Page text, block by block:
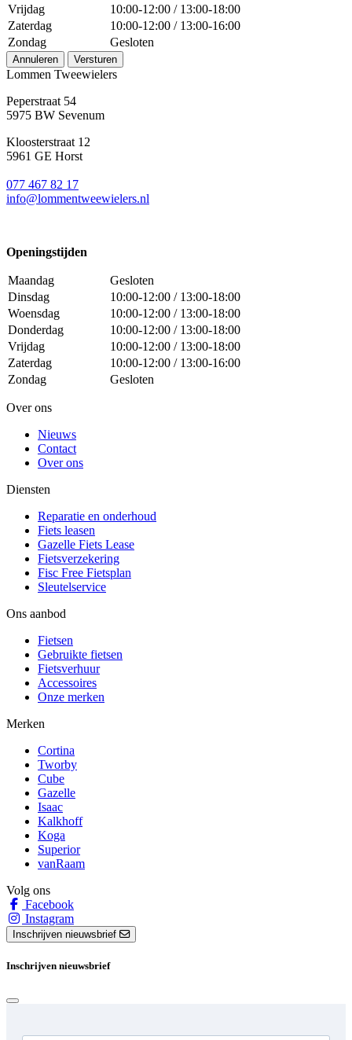
Vrijdag
10:00-12:00 / 13:00-18:00
Zaterdag
10:00-12:00 / 13:00-16:00
Zondag
Gesloten
Annuleren Versturen
Lommen Tweewielers
Peperstraat 54
5975 BW Sevenum
Kloosterstraat 12
5961 GE Horst
077 467 82 17
info@lommentweewielers.nl
Openingstijden
Maandag
Gesloten
Dinsdag
10:00-12:00 / 13:00-18:00
Woensdag
10:00-12:00 / 13:00-18:00
Donderdag
10:00-12:00 / 13:00-18:00
Vrijdag
10:00-12:00 / 13:00-18:00
Zaterdag
10:00-12:00 / 13:00-16:00
Zondag
Gesloten
Over ons
Nieuws
Contact
Over ons
Diensten
Reparatie en onderhoud
Fiets leasen
Gazelle Fiets Lease
Fietsverzekering
Fisc Free Fietsplan
Sleutelservice
Ons aanbod
Fietsen
Gebruikte fietsen
Fietsverhuur
Accessoires
Onze merken
Merken
Cortina
Tworby
Cube
Gazelle
Isaac
Kalkhoff
Koga
Superior
vanRaam
Volg ons
Facebook
Instagram
Inschrijven nieuwsbrief
Inschrijven nieuwsbrief